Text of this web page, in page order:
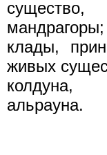
клады,
живых
колдуна,
альрауна.